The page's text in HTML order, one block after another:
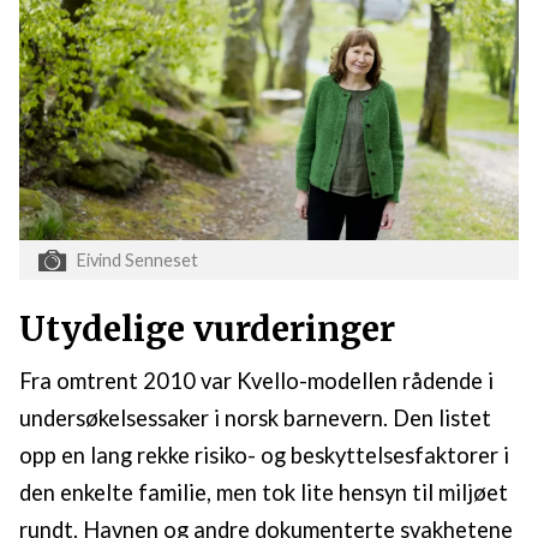
Eivind Senneset
Utydelige vurderinger
Fra omtrent 2010 var Kvello-modellen rådende i
undersøkelsessaker i norsk barnevern. Den listet
opp en lang rekke risiko- og beskyttelsesfaktorer i
den enkelte familie, men tok lite hensyn til miljøet
rundt. Havnen og andre dokumenterte svakhetene